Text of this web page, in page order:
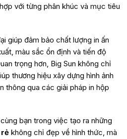
với từng phân khúc và mục tiêu
giúp đảm bảo chất lượng in ấn
màu sắc ổn định và tiến độ
trọng hơn, Big Sun không chỉ
thương hiệu xây dựng hình ảnh
thông qua các giải pháp in hộp
bạn trong việc tạo ra những
không chỉ đẹp về hình thức, mà